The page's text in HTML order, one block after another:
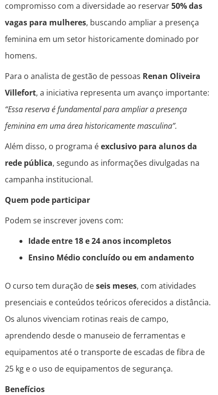
compromisso com a diversidade ao reservar50% das
vagas para mulheres, buscando ampliar a presença
feminina em um setor historicamente dominado por
homens.
Para o analista de gestão de pessoas Renan Oliveira
Villefort, a iniciativa representa um avanço importante:
“Essa reserva é fundamental para ampliar a presença
feminina em uma área historicamente masculina”.
Além disso, o programa éexclusivo para alunos da
rede pública, segundo as informações divulgadas na
campanha institucional.
Quem pode participar
Podem se inscrever jovens com:
Idade entre 18 e 24 anos incompletos
Ensino Médio concluído ou em andamento
O curso tem duração deseis meses, com atividades
presenciais e conteúdos teóricos oferecidos a distância.
Os alunos vivenciam rotinas reais de campo,
aprendendo desde o manuseio de ferramentas e
equipamentos até o transporte de escadas de fibra de
25 kg e o uso de equipamentos de segurança.
Benefícios